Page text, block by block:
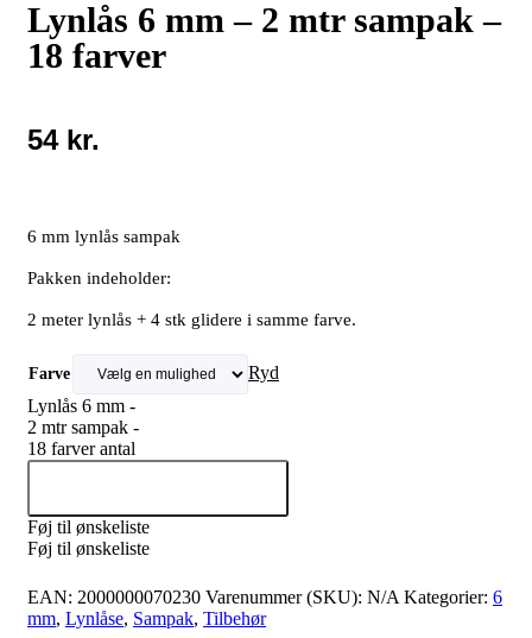
Lynlås 6 mm – 2 mtr sampak –
18 farver
54 kr.
6 mm lynlås sampak
Pakken indeholder:
2 meter lynlås + 4 stk glidere i samme farve.
Farve
Ryd
Lynlås 6 mm -
2 mtr sampak -
18 farver antal
Føj til ønskeliste
Føj til ønskeliste
EAN: 2000000070230 Varenummer (SKU): N/A Kategorier: 6
mm, Lynlåse, Sampak, Tilbehør